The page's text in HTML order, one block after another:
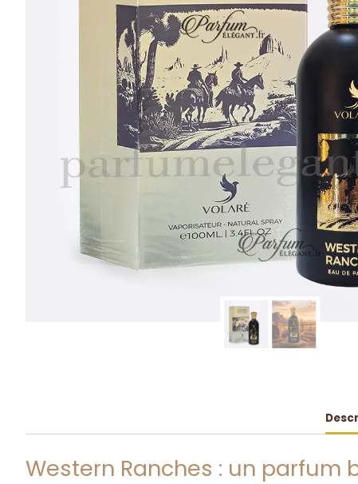
Western Ranches : un parfum